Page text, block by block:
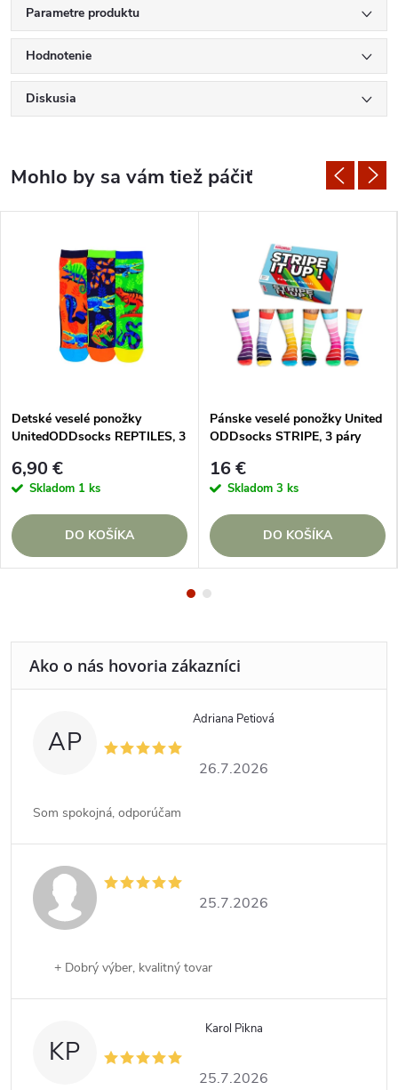
Parametre produktu
Hodnotenie
Diskusia
Detské veselé ponožky
UnitedODDsocks REPTILES, 3
6,90 €
Skladom 1 ks
DO KOŠÍKA
Pánske veselé ponožky United
ODDsocks STRIPE, 3 páry
16 €
Skladom 3 ks
DO KOŠÍKA
AP
Adriana Petiová
26.7.2026
Som spokojná, odporúčam
25.7.2026
+ Dobrý výber, kvalitný tovar
KP
Karol Pikna
25.7.2026